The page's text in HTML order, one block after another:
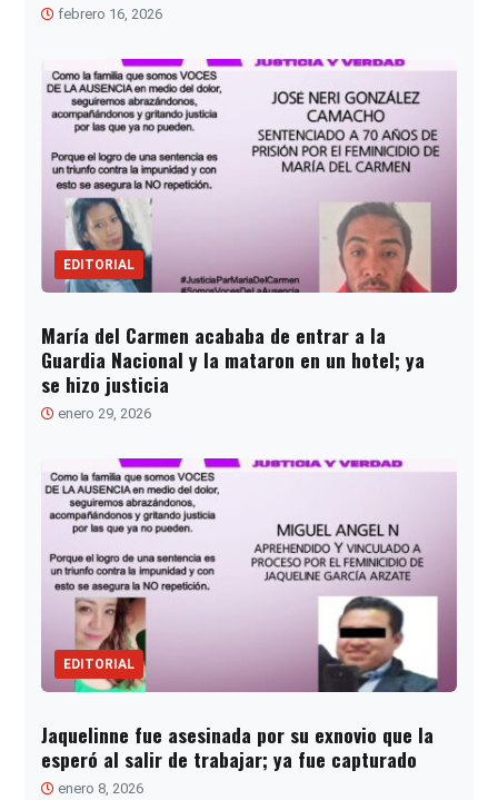
febrero 16, 2026
EDITORIAL
María del Carmen acababa de entrar a la
Guardia Nacional y la mataron en un hotel; ya
se hizo justicia
enero 29, 2026
EDITORIAL
Jaquelinne fue asesinada por su exnovio que la
esperó al salir de trabajar; ya fue capturado
enero 8, 2026